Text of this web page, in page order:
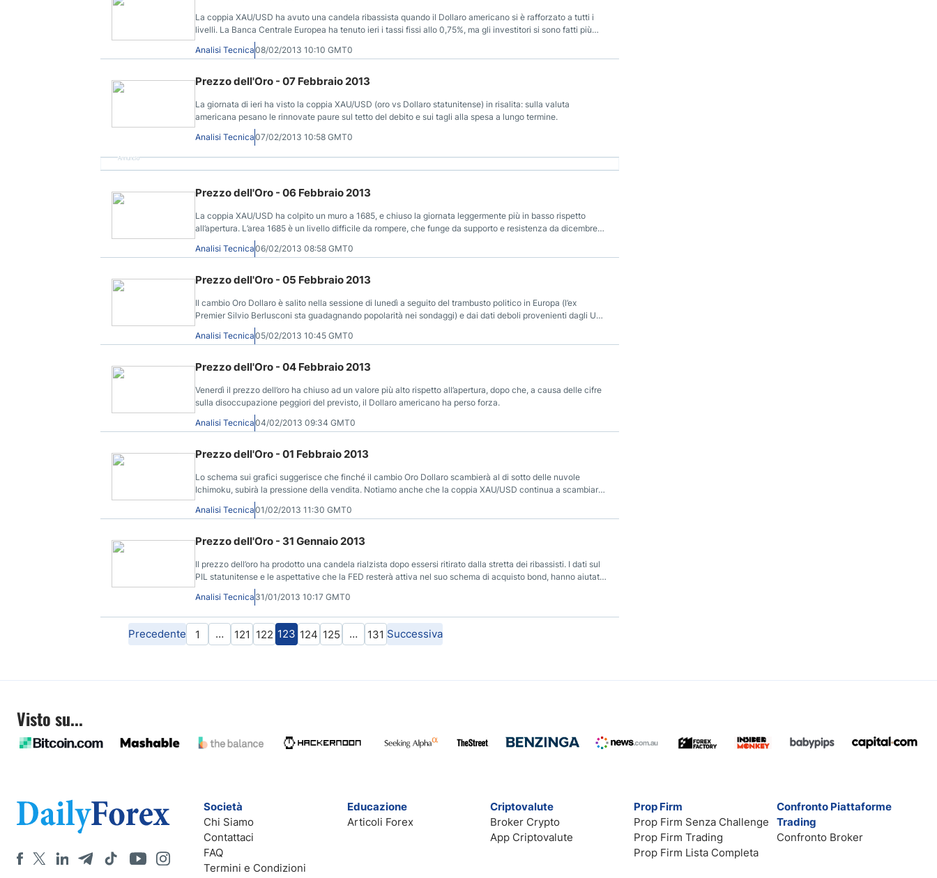
La coppia XAU/USD ha avuto una candela ribassista quando il Dollaro americano si è rafforzato a tutti i
livelli. La Banca Centrale Europea ha tenuto ieri i tassi fissi allo 0,75%, ma gli investitori si sono fatti più
Analisi Tecnica08/02/2013 10:10 GMT0
Prezzo dell'Oro - 07 Febbraio 2013
La giornata di ieri ha visto la coppia XAU/USD (oro vs Dollaro statunitense) in risalita: sulla valuta
americana pesano le rinnovate paure sul tetto del debito e sui tagli alla spesa a lungo termine.
Analisi Tecnica07/02/2013 10:58 GMT0
Annuncio
Prezzo dell'Oro - 06 Febbraio 2013
La coppia XAU/USD ha colpito un muro a 1685, e chiuso la giornata leggermente più in basso rispetto
all’apertura. L’area 1685 è un livello difficile da rompere, che funge da supporto e resistenza da dicembre
Analisi Tecnica06/02/2013 08:58 GMT0
Prezzo dell'Oro - 05 Febbraio 2013
Il cambio Oro Dollaro è salito nella sessione di lunedì a seguito del trambusto politico in Europa (l’ex
Premier Silvio Berlusconi sta guadagnando popolarità nei sondaggi) e dai dati deboli provenienti dagli USA
che hanno spinto l’interesse verso la sicurezza dell'oro.
Analisi Tecnica05/02/2013 10:45 GMT0
Prezzo dell'Oro - 04 Febbraio 2013
Venerdì il prezzo dell’oro ha chiuso ad un valore più alto rispetto all’apertura, dopo che, a causa delle cifre
sulla disoccupazione peggiori del previsto, il Dollaro americano ha perso forza.
Analisi Tecnica04/02/2013 09:34 GMT0
Prezzo dell'Oro - 01 Febbraio 2013
Lo schema sui grafici suggerisce che finché il cambio Oro Dollaro scambierà al di sotto delle nuvole
Ichimoku, subirà la pressione della vendita. Notiamo anche che la coppia XAU/USD continua a scambiare
all’interno di un canale discendente.
Analisi Tecnica01/02/2013 11:30 GMT0
Prezzo dell'Oro - 31 Gennaio 2013
Il prezzo dell’oro ha prodotto una candela rialzista dopo essersi ritirato dalla stretta dei ribassisti. I dati sul
PIL statunitense e le aspettative che la FED resterà attiva nel suo schema di acquisto bond, hanno aiutato
l'aumento del prezzo dell’oro.
Analisi Tecnica 31/01/2013 10:17 GMT0
Precedente 1 … 121 122 123 124 125 … 131 Successiva
Visto su...
Società
Chi Siamo
Contattaci
FAQ
Termini e Condizioni
Educazione
Articoli Forex
Criptovalute
Broker Crypto
App Criptovalute
Prop Firm
Prop Firm Senza Challenge
Prop Firm Trading
Prop Firm Lista Completa
Confronto Piattaforme
Trading
Confronto Broker